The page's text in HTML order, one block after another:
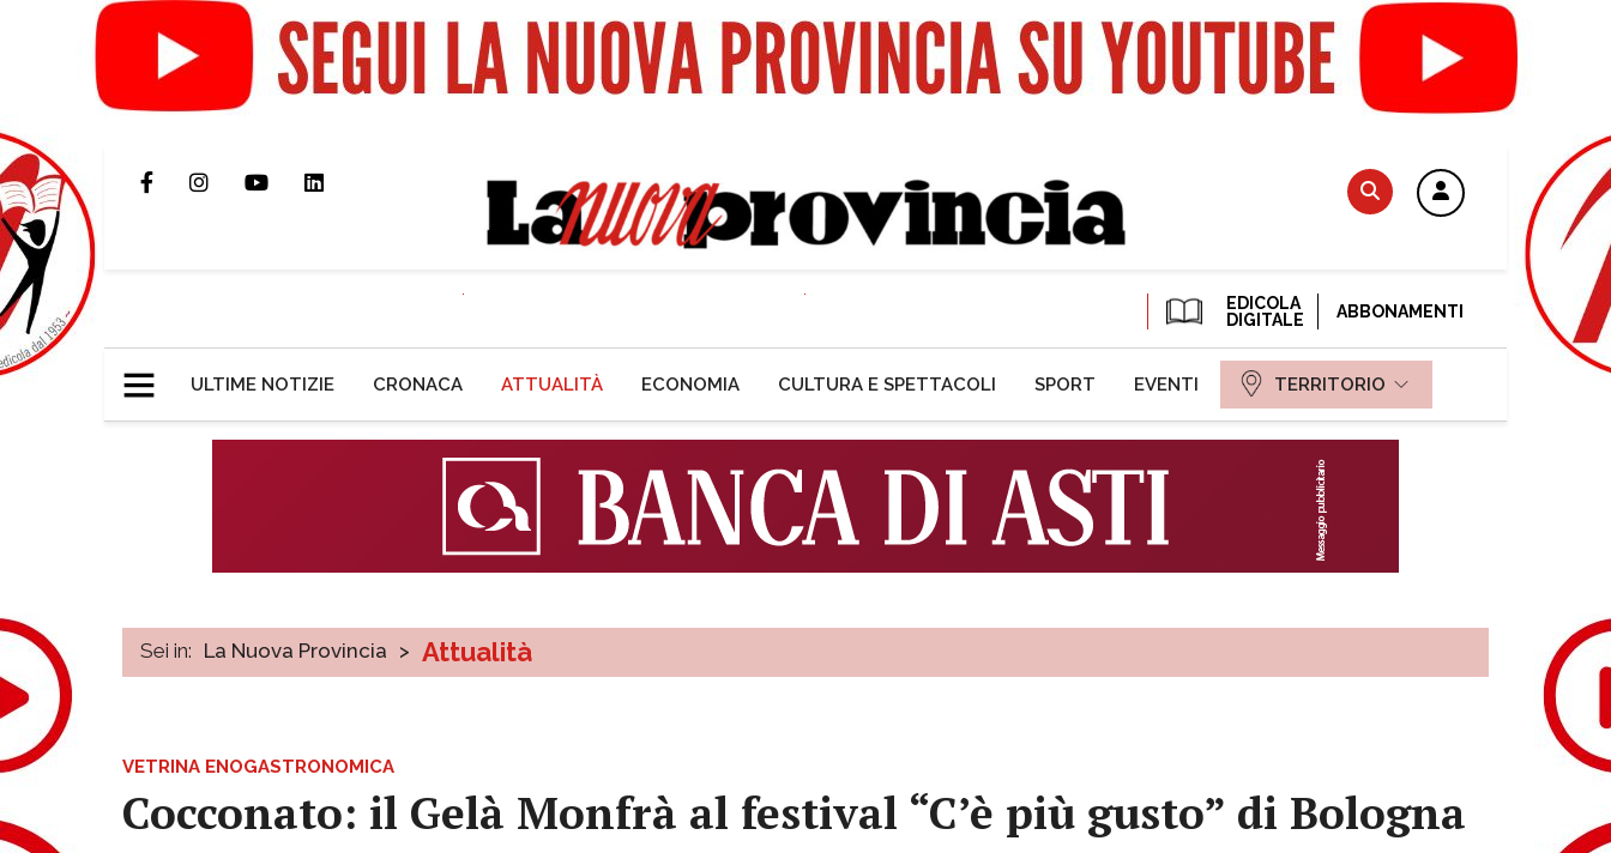
EDICOLA
DIGITALE
ABBONAMENTI
ULTIME NOTIZIE CRONACA ATTUALITÀ ECONOMIA CULTURA E SPETTACOLI SPORT EVENTI TERRITORIO
Sei in: La Nuova Provincia > Attualità
VETRINA ENOGASTRONOMICA
Cocconato: il Gelà Monfrà al festival “C’è più gusto” di Bologna